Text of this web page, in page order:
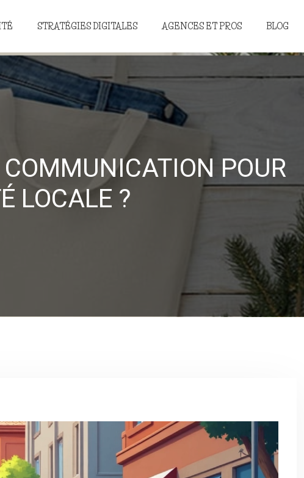
STRATÉGIES DIGITALES AGENCES ET PROS BLOG
POUR
LOCALE ?